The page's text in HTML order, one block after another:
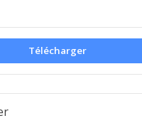
Télécharger